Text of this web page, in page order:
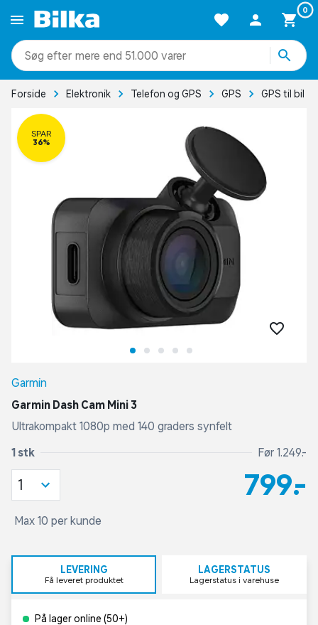
0
mere end 51.000 varer
Forside Elektronik Telefon og GPS GPS GPS til bil
SPAR
36%
Garmin
Garmin Dash Cam Mini 3
Ultrakompakt 1080p med 140 graders synfelt
1 stk Før 1.249,-
799,-
1
Max 10 per kunde
LEVERING
Få leveret produktet
LAGERSTATUS
Lagerstatus i varehuse
På lager online (50+)